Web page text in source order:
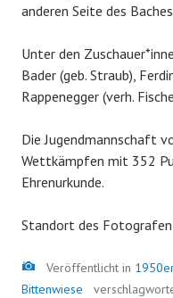
anderen Seite des
Unter den
Bader (geb. Straub),
Rappenegger (verh.
Die Jugendmannschaft
Wettkämpfen mit 352
Ehrenurkunde.
Standort des
Bild
Veröffentlicht in 1950er
Bittenwiese